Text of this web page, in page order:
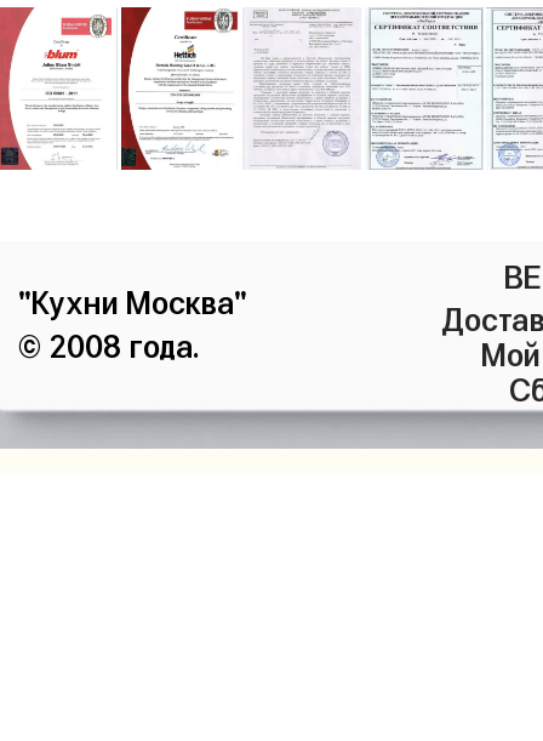
"Кухни Москва"
© 2008 года.